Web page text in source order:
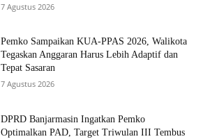
7 Agustus 2026
Pemko Sampaikan KUA-PPAS 2026, Walikota
Tegaskan Anggaran Harus Lebih Adaptif dan
Tepat Sasaran
7 Agustus 2026
DPRD Banjarmasin Ingatkan Pemko
Optimalkan PAD, Target Triwulan III Tembus